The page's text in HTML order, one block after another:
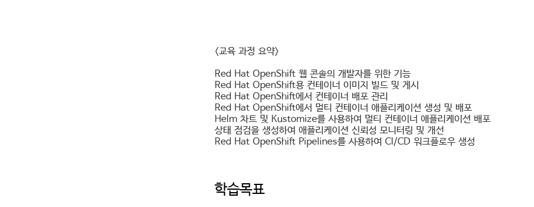
<교육 과정 요약>
Red Hat OpenShift 웹 콘솔의 개발자를 위한 기능
Red Hat OpenShift용 컨테이너 이미지 빌드 및 게시
Red Hat OpenShift에서 컨테이너 배포 관리
Red Hat OpenShift에서 멀티 컨테이너 애플리케이션 생성 및 배포
Helm 차트 및 Kustomize를 사용하여 멀티 컨테이너 애플리케이션 배포
상태 점검을 생성하여 애플리케이션 신뢰성 모니터링 및 개선
Red Hat OpenShift Pipelines를 사용하여 CI/CD 워크플로우 생성
학습목표